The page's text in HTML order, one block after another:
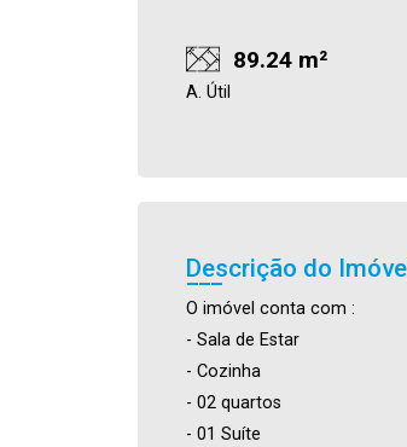
89.24 m²
A. Útil
Descrição do
O imóvel conta com :
- Sala de Estar
- Cozinha
- 02 quartos
- 01 Suíte